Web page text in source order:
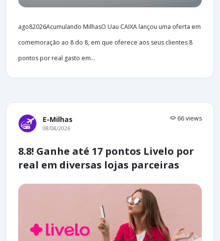
ago82026Acumulando MilhasO Uau CAIXA lançou uma oferta em
comemoração ao 8 do 8, em que oferece aos seus clientes 8
pontos por real gasto em...
E-Milhas 66 views
08/08/2026
8.8! Ganhe até 17 pontos Livelo por
real em diversas lojas parceiras